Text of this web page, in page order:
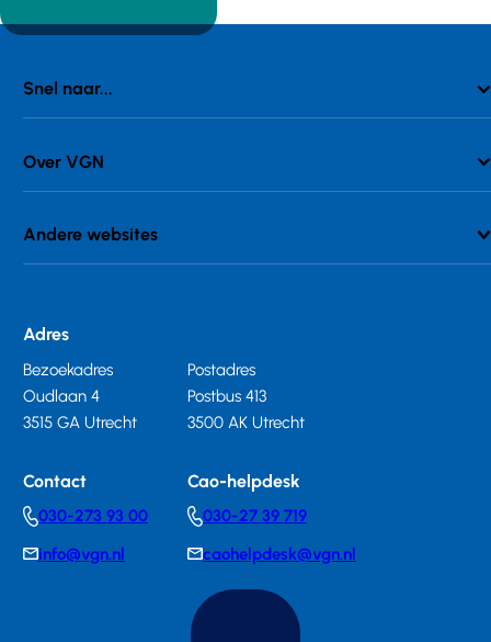
Snel naar...
Over VGN
Andere websites
Adres
Bezoekadres
Oudlaan 4
3515 GA Utrecht
Postadres
Postbus 413
3500 AK Utrecht
Contact
Telephonenumber
030-273 93 00
E-info@vgn.nl
Cao-helpdesk
Telephonenumber
030-27 39 719
E-
mail
caohelpdesk@vgn.nl